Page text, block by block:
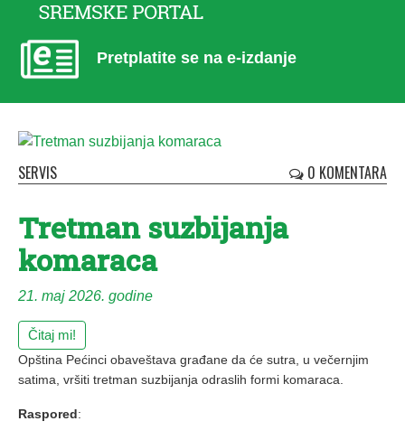
Pretplatite se na e-izdanje
SERVIS 0 KOMENTARA
Tretman suzbijanja
komaraca
21. maj 2026. godine
Čitaj mi!
Opština Pećinci obaveštava građane da će sutra, u večernjim
satima, vršiti tretman suzbijanja odraslih formi komaraca.
Raspored: